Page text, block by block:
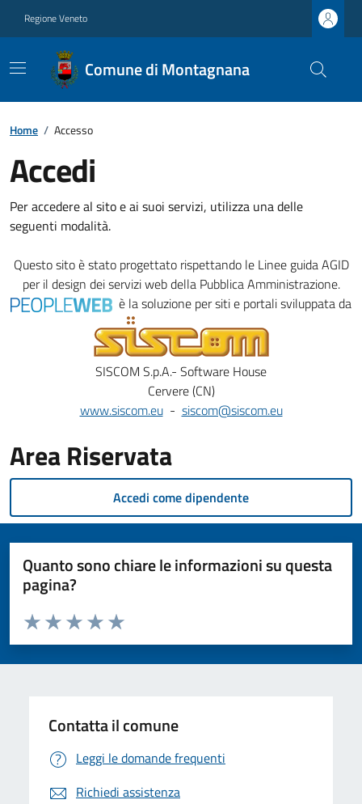
Regione Veneto
Comune di Montagnana
Home / Accesso
Accedi
Per accedere al sito e ai suoi servizi, utilizza una delle
seguenti modalità.
Questo sito è stato progettato rispettando le Linee guida AGID
per il design dei servizi web della Pubblica Amministrazione.
è la soluzione per siti e portali sviluppata da
SISCOM S.p.A.- Software House
Cervere (CN)
www.siscom.eu- siscom@siscom.eu
Area Riservata
Accedi come dipendente
Quanto sono chiare le informazioni su questa
pagina?
Valuta da 1 a 5 stelle la pagina
Valuta 5 stelle su 5
Valuta 4 stelle su 5
Valuta 3 stelle su 5
Valuta 2 stelle su 5
Valuta 1 stelle su 5
Contatta il comune
Leggi le domande frequenti
Richiedi assistenza